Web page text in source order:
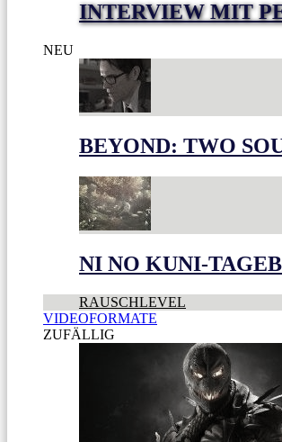
INTERVIEW MIT
NEU
BEYOND: TWO
NI NO KUNI-
RAUSCHLEVEL
VIDEOFORMATE
ZUFÄLLIG